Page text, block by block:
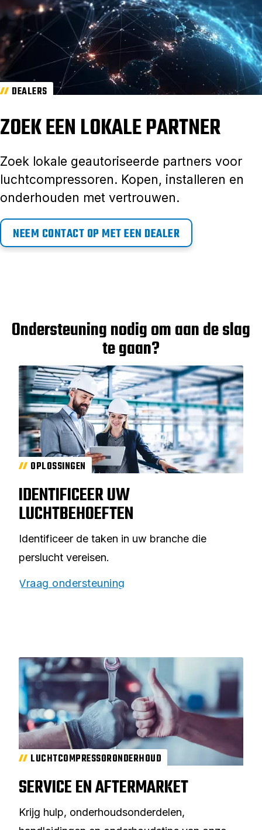
DEALERS
ZOEK EEN LOKALE PARTNER
Zoek lokale geautoriseerde partners voor
luchtcompressoren. Kopen, installeren en
onderhouden met vertrouwen.
NEEM CONTACT OP MET EEN DEALER
Ondersteuning nodig om aan de slag
te gaan?
OPLOSSINGEN
IDENTIFICEER UW
LUCHTBEHOEFTEN
Identificeer de taken in uw branche die
perslucht vereisen.
Vraag ondersteuning
LUCHTCOMPRESSORONDERHOUD
SERVICE EN AFTERMARKET
Krijg hulp, onderhoudsonderdelen,